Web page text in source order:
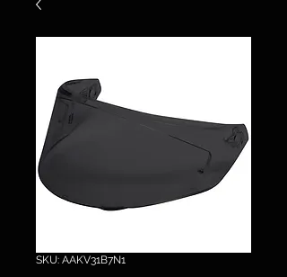
SKU: AAKV31B7N1